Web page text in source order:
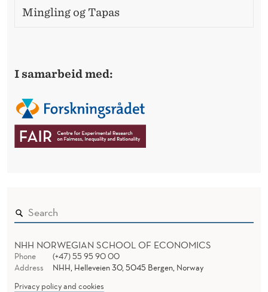
Mingling og Tapas
I samarbeid med:
NHH NORWEGIAN SCHOOL OF ECONOMICS
Phone
(+47) 55 95 90 00
Address
NHH, Helleveien 30, 5045 Bergen, Norway
Privacy policy and cookies